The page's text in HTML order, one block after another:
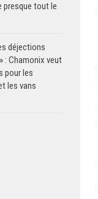
presque tout le
déjections
: Chamonix veut
pour les
les vans